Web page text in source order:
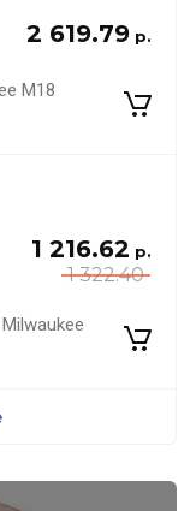
2 619.79 р.
M18
1 322.40
1 216.62 р.